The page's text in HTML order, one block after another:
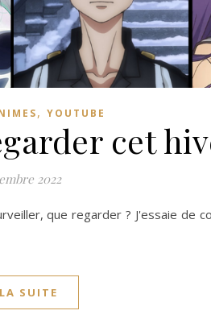
, YOUTUBE
cet
2022
que regarder ? J'essaie de
SUITE